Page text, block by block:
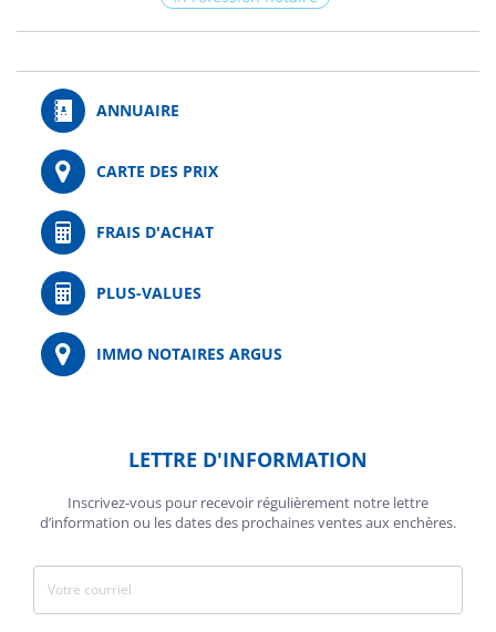
ANNUAIRE
CARTE DES PRIX
FRAIS D'ACHAT
PLUS-VALUES
IMMO NOTAIRES ARGUS
LETTRE D'INFORMATION
Inscrivez-vous pour recevoir régulièrement notre lettre
d’information ou les dates des prochaines ventes aux enchères.